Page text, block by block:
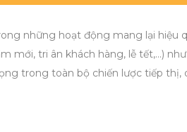
những hoạt động mang lại hiệu
mới, tri ân khách hàng, lễ tết,…)
trong toàn bộ chiến lược tiếp thị,